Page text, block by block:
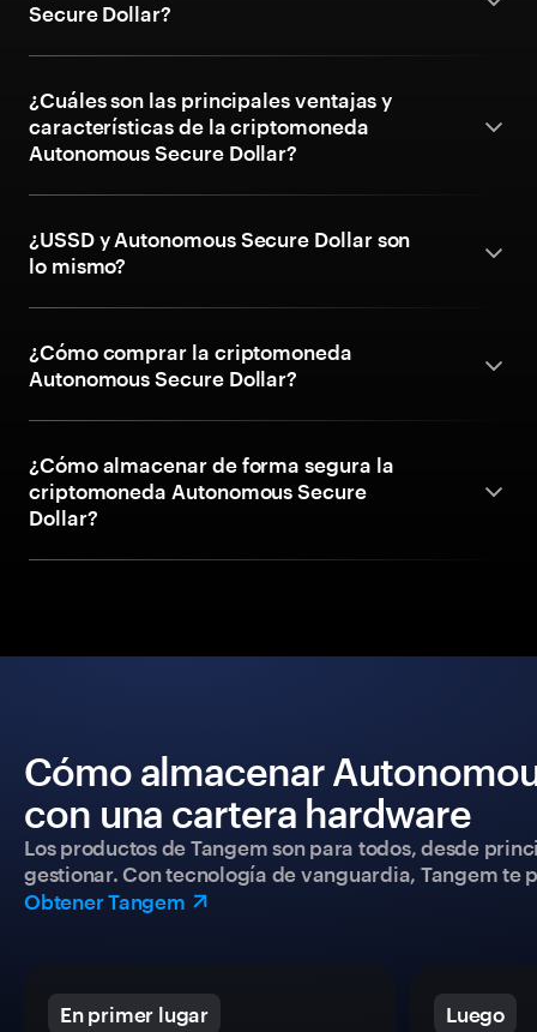
Secure Dollar?
¿Cuáles son las principales ventajas y
características de la criptomoneda
Autonomous Secure Dollar?
¿USSD y Autonomous Secure Dollar son
lo mismo?
¿Cómo comprar la criptomoneda
Autonomous Secure Dollar?
¿Cómo almacenar de forma segura la
criptomoneda Autonomous Secure
Dollar?
Cómo almacenar
con una cartera hardware
Los productos de Tangem son para todos, desde
gestionar. Con tecnología de vanguardia, Tangem
Obtener Tangem
En primer lugar Luego